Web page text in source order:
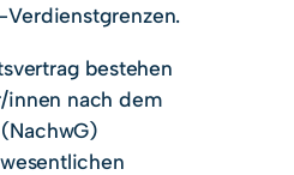
bestehen
nach dem